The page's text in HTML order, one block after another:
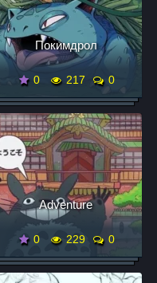
Покимдрол
0 217 0
Adventure
0 229 0